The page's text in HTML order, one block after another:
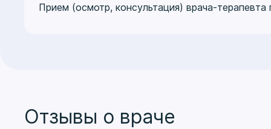
Медицинский университет инноваций и
Прием (осмотр, консультация) врача-терапевта
Отзывы о враче